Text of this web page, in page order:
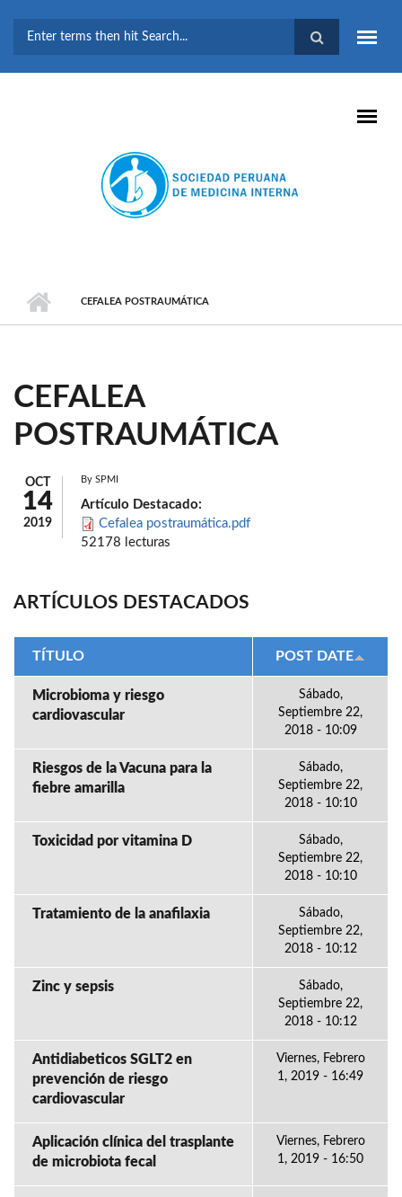
BÚSQUEDA
CEFALEA POSTRAUMÁTICA
CEFALEA
POSTRAUMÁTICA
OCT
14
2019
By SPMI
Artículo Destacado:
Cefalea postraumática.pdf
52178 lecturas
ARTÍCULOS DESTACADOS
TÍTULO POST DATE
Microbioma y riesgo
cardiovascular
Sábado,
Septiembre 22,
2018 - 10:09
Riesgos de la Vacuna para la
fiebre amarilla
Sábado,
Septiembre 22,
2018 - 10:10
Toxicidad por vitamina D
Sábado,
Septiembre 22,
2018 - 10:10
Tratamiento de la anafilaxia
Sábado,
Septiembre 22,
2018 - 10:12
Zinc y sepsis
Sábado,
Septiembre 22,
2018 - 10:12
Antidiabeticos SGLT2 en
prevención de riesgo
cardiovascular
Viernes, Febrero
1, 2019 - 16:49
Aplicación clínica del trasplante
de microbiota fecal
Viernes, Febrero
1, 2019 - 16:50